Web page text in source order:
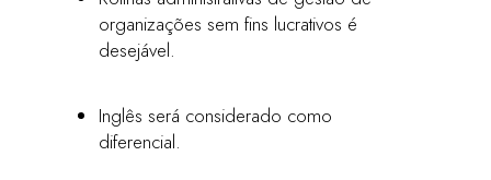
organizações sem fins lucrativos é
desejável.
Inglês será considerado como
diferencial.